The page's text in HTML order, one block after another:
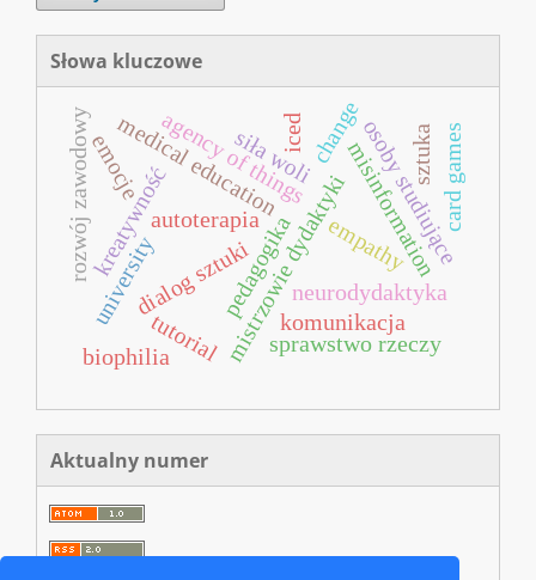
Słowa kluczowe
neurodydaktyka
mistrzowie dydaktyki
pedagogika
autoterapia
komunikacja
kreatywność misinformation
medical education osoby studiujące
agency of things
dialog sztuki
siła woli
university empathy
change sztuka
sprawstwo rzeczy
iced
rozwój zawodowyemocje
tutorial
card games
biophilia
Aktualny numer